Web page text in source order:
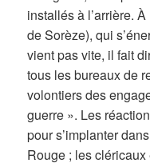
installés à l’arrière.
de Sorèze), qui
vient pas vite, il fait
tous les bureaux de
volontiers des
guerre ». Les
pour s’implanter
Rouge ; les